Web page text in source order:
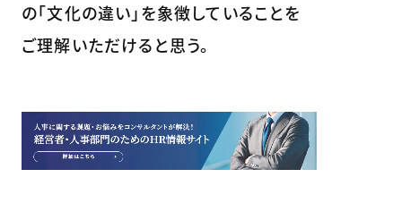
の「文化の違い」を象徴していることを
ご理解いただけると思う。